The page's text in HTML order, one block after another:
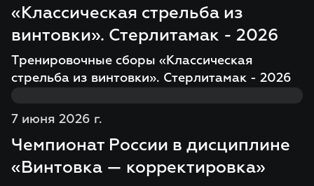
«Классическая стрельба из
винтовки». Стерлитамак - 2026
Тренировочные сборы «Классическая
стрельба из винтовки». Стерлитамак - 2026
7 июня 2026 г.
Чемпионат России в дисциплине
«Винтовка — корректировка»